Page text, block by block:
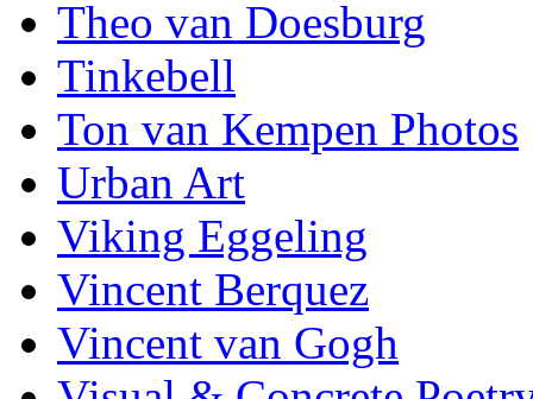
Theo van Doesburg
Tinkebell
Ton van Kempen Photos
Urban Art
Viking Eggeling
Vincent Berquez
Vincent van Gogh